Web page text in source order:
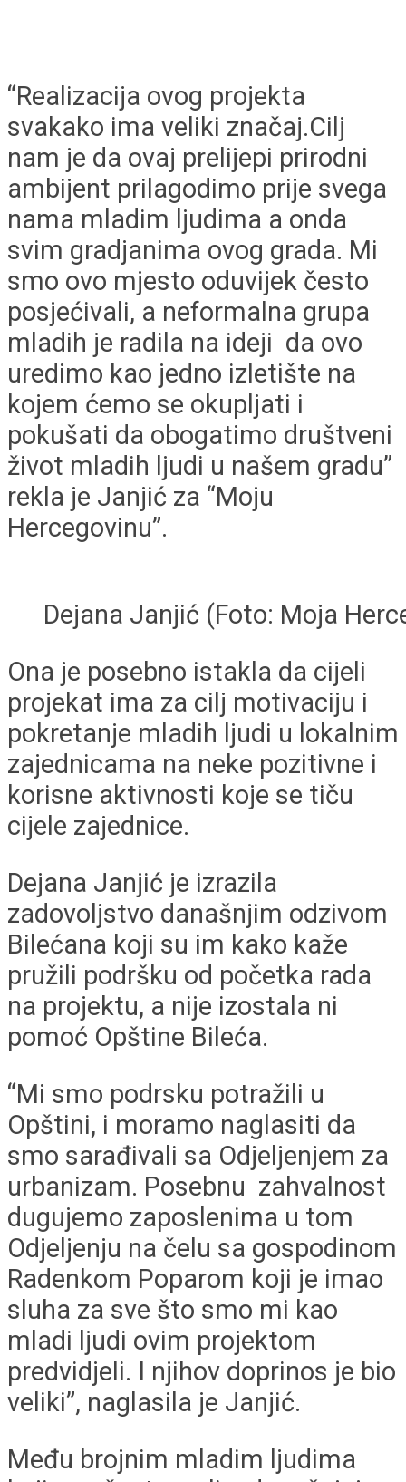
“Realizacija ovog projekta
svakako ima veliki značaj.Cilj
nam je da ovaj prelijepi prirodni
ambijent prilagodimo prije svega
nama mladim ljudima a onda
svim gradjanima ovog grada. Mi
smo ovo mjesto oduvijek često
posjećivali, a neformalna grupa
mladih je radila na ideji da ovo
uredimo kao jedno izletište na
kojem ćemo se okupljati i
pokušati da obogatimo društveni
život mladih ljudi u našem gradu”
rekla je Janjić za “Moju
Hercegovinu”.
Dejana Janjić (Foto: Moja
Ona je posebno istakla da cijeli
projekat ima za cilj motivaciju i
pokretanje mladih ljudi u lokalnim
zajednicama na neke pozitivne i
korisne aktivnosti koje se tiču
cijele zajednice.
Dejana Janjić je izrazila
zadovoljstvo današnjim odzivom
Bilećana koji su im kako kaže
pružili podršku od početka rada
na projektu, a nije izostala ni
pomoć Opštine Bileća.
“Mi smo podrsku potražili u
Opštini, i moramo naglasiti da
smo sarađivali sa Odjeljenjem za
urbanizam. Posebnu zahvalnost
dugujemo zaposlenima u tom
Odjeljenju na čelu sa gospodinom
Radenkom Poparom koji je imao
sluha za sve što smo mi kao
mladi ljudi ovim projektom
predvidjeli. I njihov doprinos je bio
veliki”, naglasila je Janjić.
Među brojnim mladim ljudima